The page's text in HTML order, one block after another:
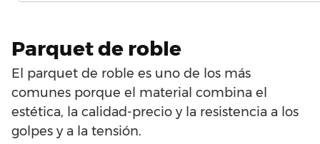
Parquet de roble
El parquet de roble es uno de los más
comunes porque el material combina el
estética, la calidad-precio y la resistencia a los
golpes y a la tensión.